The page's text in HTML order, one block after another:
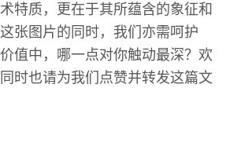
特质，更在于其所蕴含的象征和
张图片的同时，我们亦需呵护
值中，哪一点对你触动最深？欢
时也请为我们点赞并转发这篇文